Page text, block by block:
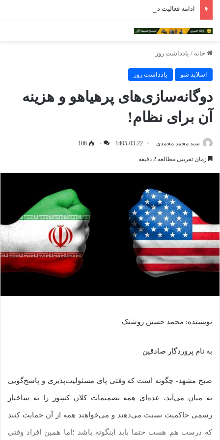
خانه / یادداشت روز
اسلاید شو یادداشت روز
دوگانه‌سازی‌های پرهیاهو و هزینه
آن برای نظام!
سید محمد محمدی 1405-03-22 ۰ 106
زمان تقریبی مطالعه 2 دقیقه
نویسنده: محمد حسین روشنک
به نام پروردگار صادقین
صبح مشهد- چگونه است که وقتی پای مسئولیت‌پذیری و پاسخ‌گویی
به میان می‌آید، عده‌ای همه تصمیمات کلان کشور را به ساختار
رسمی حاکمیت نسبت می‌دهند و می‌خواهند همه از آن حمایت کنند
که درست هم هست حتما باید اینگونه باشد ؛اما همین افراد وقتی